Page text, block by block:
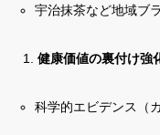
宇治抹茶など地域ブ
健康価値の裏付け強
科学的エビデンス（